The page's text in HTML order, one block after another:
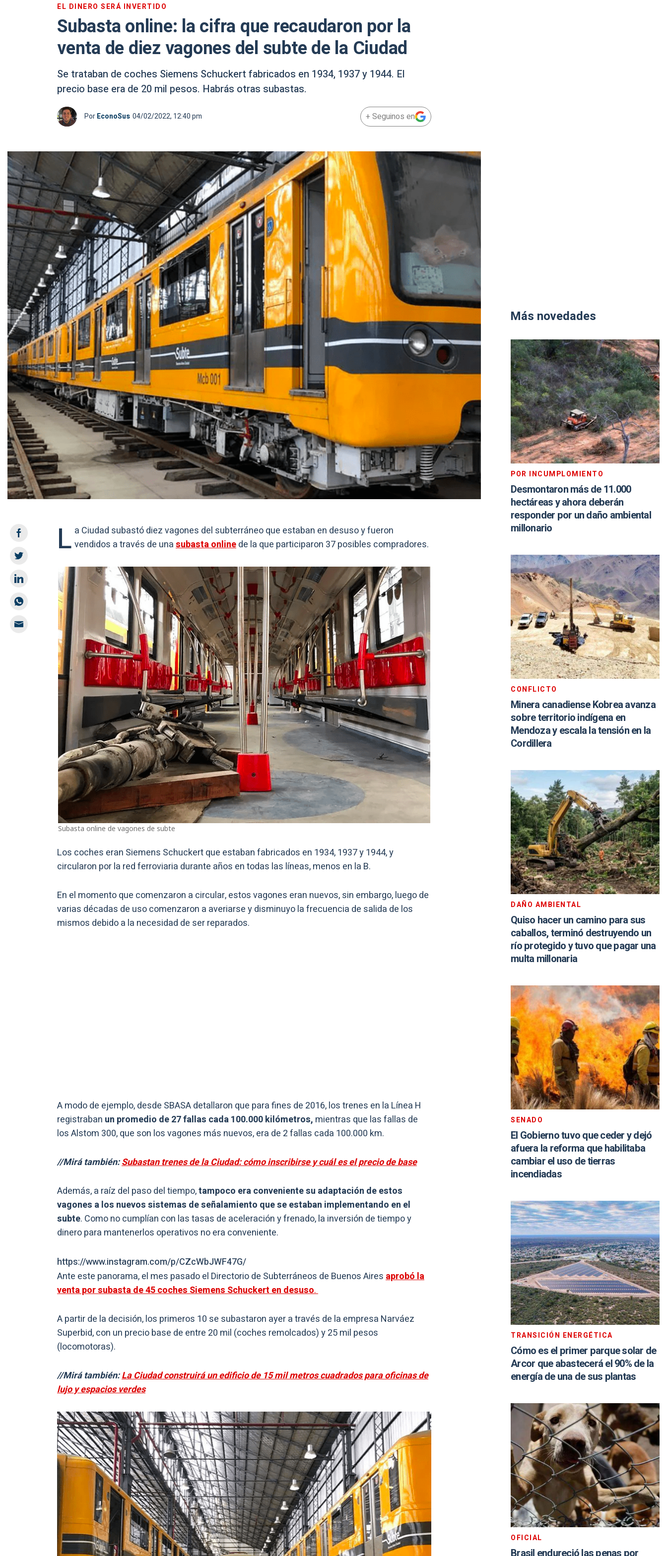
EL DINERO SERÁ INVERTIDO
Subasta online: la cifra que recaudaron por la
venta de diez vagones del subte de la Ciudad
Se trataban de coches Siemens Schuckert fabricados en 1934, 1937 y 1944. El
precio base era de 20 mil pesos. Habrás otras subastas.
PorEconoSus 04/02/2022, 12:40 pm + Seguinos en
L a Ciudad subastó diez vagones del subterráneo que estaban en desuso y fueron
vendidos a través de unasubasta onlinede la que participaron 37 posibles compradores.
Subasta online de vagones de subte
Los coches eran Siemens Schuckert que estaban fabricados en 1934, 1937 y 1944, y
circularon por la red ferroviaria durante años en todas las líneas, menos en la B.
En el momento que comenzaron a circular, estos vagones eran nuevos, sin embargo, luego de
varias décadas de uso comenzaron a averiarse y disminuyo la frecuencia de salida de los
mismos debido a la necesidad de ser reparados.
A modo de ejemplo, desde SBASA detallaron que para fines de 2016, los trenes en la Línea H
registraban un promedio de 27 fallas cada 100.000 kilómetros, mientras que las fallas de
los Alstom 300, que son los vagones más nuevos, era de 2 fallas cada 100.000 km.
//Mirá también:Subastan trenes de la Ciudad: cómo inscribirse y cuál es el precio de base
Además, a raíz del paso del tiempo,tampoco era conveniente su adaptación de estos
vagones a los nuevos sistemas de señalamiento que se estaban implementando en el
subte. Como no cumplían con las tasas de aceleración y frenado, la inversión de tiempo y
dinero para mantenerlos operativos no era conveniente.
https://www.instagram.com/p/CZcWbJWF47G/
Ante este panorama, el mes pasado el Directorio de Subterráneos de Buenos Airesaprobó la
venta por subasta de 45 coches Siemens Schuckert en desuso.
A partir de la decisión, los primeros 10 se subastaron ayer a través de la empresa Narváez
Superbid, con un precio base de entre 20 mil (coches remolcados) y 25 mil pesos
(locomotoras).
//Mirá también:La Ciudad construirá un edificio de 15 mil metros cuadrados para oficinas de
lujo y espacios verdes
Más novedades
POR INCUMPLOMIENTO
Desmontaron más de 11.000
hectáreas y ahora deberán
responder por un daño ambiental
millonario
CONFLICTO
Minera canadiense Kobrea avanza
sobre territorio indígena en
Mendoza y escala la tensión en la
Cordillera
DAÑO AMBIENTAL
Quiso hacer un camino para sus
caballos, terminó destruyendo un
río protegido y tuvo que pagar una
multa millonaria
SENADO
El Gobierno tuvo que ceder y dejó
afuera la reforma que habilitaba
cambiar el uso de tierras
incendiadas
TRANSICIÓN ENERGÉTICA
Cómo es el primer parque solar de
Arcor que abastecerá el 90% de la
energía de una de sus plantas
OFICIAL